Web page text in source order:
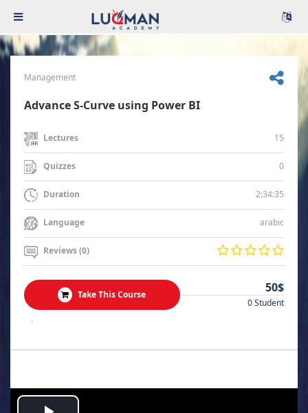
Management
Advance S-Curve using Power BI
Lectures 15
Quizzes 0
Duration 2:34:35
Language arabic
Reviews (0)
Take This Course 50$
0 Student
.